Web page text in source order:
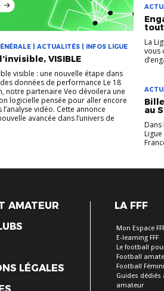
| ACTUALITÉS | INFOS LIGUE
VISIBLE
visible : une nouvelle étape dans
données de performance Le 18
notre partenaire Veo dévoilera une
logicielle pensée pour aller encore
vidéo. Cette annonce
avancée dans l’univers de
La
vous
au
AMATEUR
LÉGALES
LA FFF
Mon Espace
E-learning FFF
Le football
Football
Football
Guides dédiés
amateur